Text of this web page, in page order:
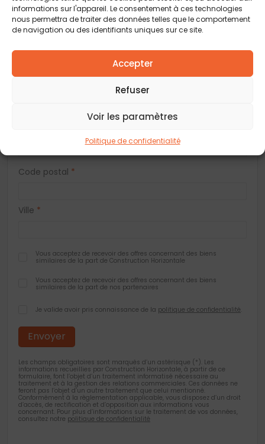
informations sur l'appareil. Le consentement à ces technologies
nous permettra de traiter des données telles que le comportement
de navigation ou des identifiants uniques sur ce site.
Accepter
Refuser
Voir les paramètres
Politique de confidentialité
Prénom*
Code postal *
Ville *
Vous acceptez de recevoir des offres concernant des biens
similaires de la part de Construction Horizontale
Vous acceptez de recevoir des offres concernant des biens
similaires de la part de nos partenaires
Je valide avoir pris connaissance de la politique de confidentialité
Les champs obligatoires sont marqués d’un astérisque (*). Les
informations recueillies par Construction Horizontale, à partir de ce
formulaire, font l’objet d’un traitement informatisé nécessaire au
traitement et à la gestion des relations commerciales. Ces données ne
feront pas l’objet d’un autre traitement que celui mentionné.
Conformément à la règlementation applicable, vous disposez d’un droit
d’accès, de rectification et d’opposition aux informations vous
concernant. Pour plus d’informations sur le traitement de vos données,
consultez notre politique de confidentialité